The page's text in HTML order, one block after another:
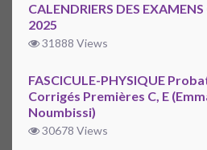
CALENDRIERS DES
2025
31888 Views
FASCICULE-PHYSIQUE
Corrigés Premières C, E
Noumbissi)
30678 Views